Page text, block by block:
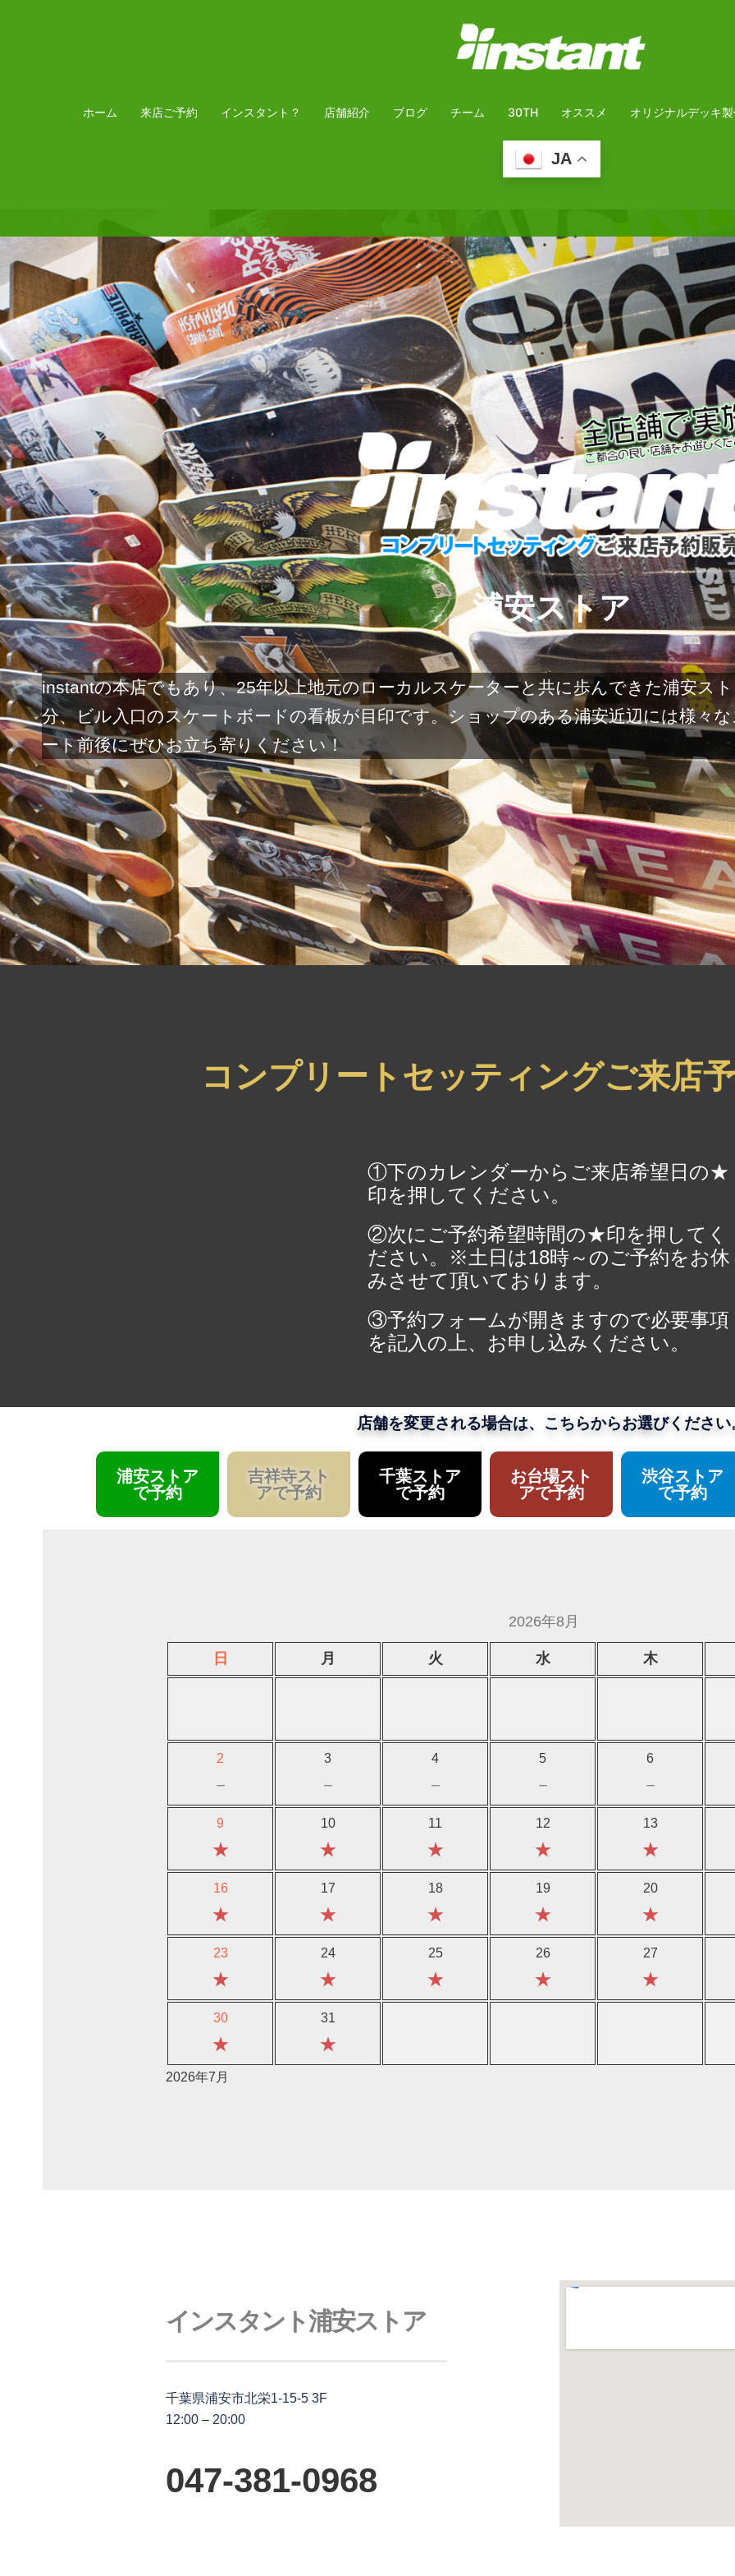
ホーム 来店ご予約 インスタント？ 店舗紹介 ブログ チーム 30TH オススメ オリジナルデッキ
JA
浦安ストアご来店予約フォーム
浦安ストア
instantの本店でもあり、25年以上地元のローカルスケーターと共に歩んできた浦安ス
分、ビル入口のスケートボードの看板が目印です。ショップのある浦安近辺には様々
ート前後にぜひお立ち寄りください！
コンプリートセッティングご来店
①下のカレンダーからご来店希望日の★
印を押してください。
②次にご予約希望時間の★印を押してく
ださい。※土日は18時～のご予約をお休
みさせて頂いております。
③予約フォームが開きますので必要事項
を記入の上、お申し込みください。
店舗を変更される場合は、こちらからお選びください
浦安ストア
で予約
吉祥寺スト
アで予約
千葉ストア
で予約
お台場スト
アで予約
渋谷ストア
で予約
2026年8月
日 月 火 水 木
2
－
3
－
4
－
5
－
6
－
9
★
10
★
11
★
12
★
13
★
16
★
17
★
18
★
19
★
20
★
23
★
24
★
25
★
26
★
27
★
30
★
31
★
2026年7月
インスタント浦安ストア
千葉県浦安市北栄1-15-5 3F
12:00 – 20:00
047-381-0968